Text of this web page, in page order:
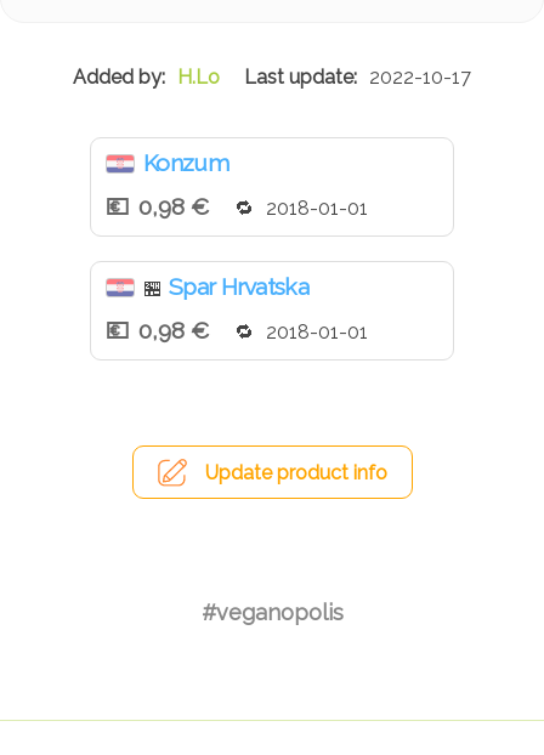
H.Lo 2022-10-17
Konzum
0,98 €
2018-01-01
🏪 Spar Hrvatska
0,98 €
2018-01-01
Update product info
#veganopolis